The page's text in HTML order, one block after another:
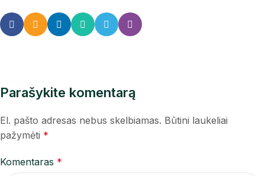
Parašykite komentarą
El. pašto adresas nebus skelbiamas. Būtini laukeliai
pažymėti *
Komentaras *